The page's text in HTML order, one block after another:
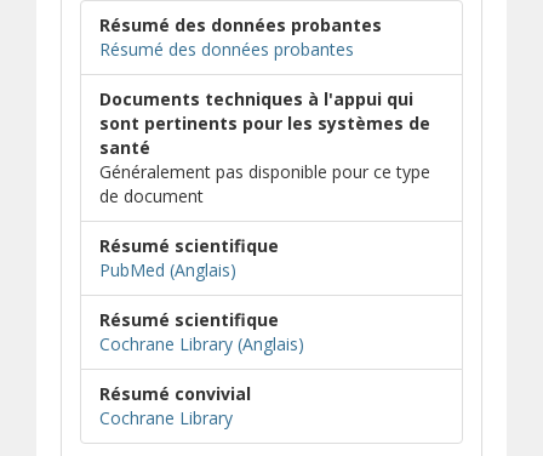
Résumé des données probantes
Résumé des données probantes
Documents techniques à l'appui qui
sont pertinents pour les systèmes de
santé
Généralement pas disponible pour ce type
de document
Résumé scientifique
PubMed (Anglais)
Résumé scientifique
Cochrane Library (Anglais)
Résumé convivial
Cochrane Library(s’ouvre dans une nouvelle fenêtre)
(s’ouvre sur un autre site)